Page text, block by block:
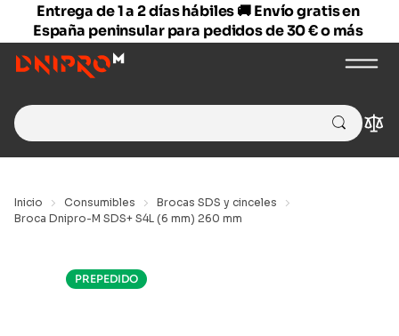
Entrega de 1 a 2 días hábiles 🚚 Envío gratis en
España peninsular para pedidos de 30 € o más
Search
for:
Inicio Consumibles
Brocas SDS y cinceles
Broca Dnipro-M SDS+ S4L (6 mm) 260 mm
PREPEDIDO